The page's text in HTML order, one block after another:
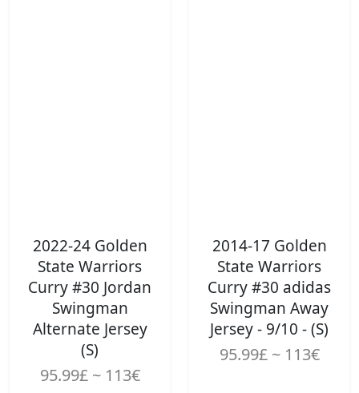
2022-24 Golden
State Warriors
Curry #30 Jordan
Swingman
Alternate Jersey
(S)
95.99£ ~ 113€
2014-17 Golden
State Warriors
Curry #30 adidas
Swingman Away
Jersey - 9/10 - (S)
95.99£ ~ 113€